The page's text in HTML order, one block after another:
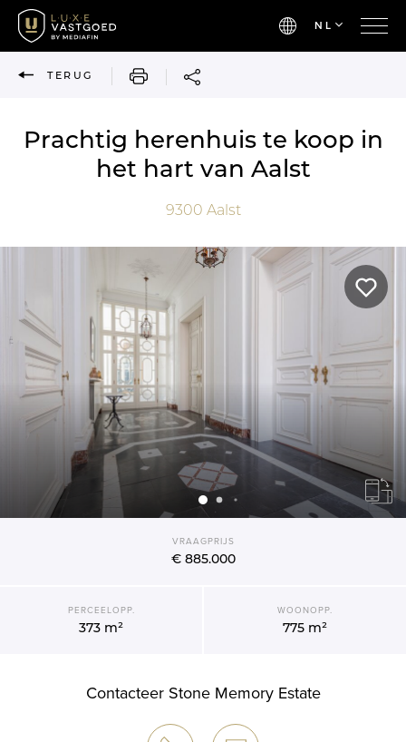
NL
TERUG AFDRUKKEN
Prachtig herenhuis te koop in
het hart van Aalst
9300 Aalst
VRAAGPRIJS
€ 885.000
PERCEELOPP.
373 m²
WOONOPP.
775 m²
Contacteer Stone Memory Estate